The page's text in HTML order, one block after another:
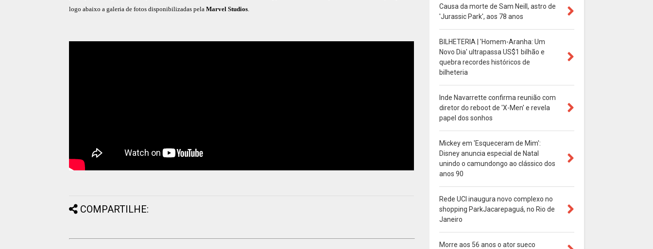
logo abaixo a galeria de fotos disponibilizadas pela Marvel Studios.
COMPARTILHE:
Causa da morte de Sam Neill, astro de
'Jurassic Park', aos 78 anos
BILHETERIA | 'Homem-Aranha: Um
Novo Dia' ultrapassa US$1 bilhão e
quebra recordes históricos de
bilheteria
Inde Navarrette confirma reunião com
diretor do reboot de 'X-Men' e revela
papel dos sonhos
Mickey em 'Esqueceram de Mim':
Disney anuncia especial de Natal
unindo o camundongo ao clássico dos
anos 90
Rede UCI inaugura novo complexo no
shopping ParkJacarepaguá, no Rio de
Janeiro
Morre aos 56 anos o ator sueco